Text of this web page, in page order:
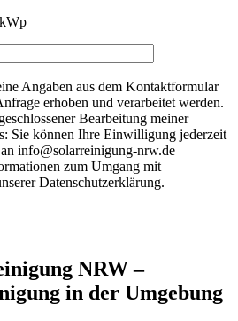
Angaben aus dem Kontaktformular
erhoben und verarbeitet werden.
Bearbeitung meiner
Sie können Ihre Einwilligung jederzeit
info@solarreinigung-nrw.de
zum Umgang mit
Datenschutzerklärung.
NRW –
in der Umgebung